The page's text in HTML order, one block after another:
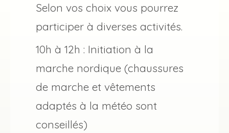
Selon vos choix vous pourrez
participer à diverses activités.
10h à 12h : Initiation à la
marche nordique (chaussures
de marche et vêtements
adaptés à la météo sont
conseillés)